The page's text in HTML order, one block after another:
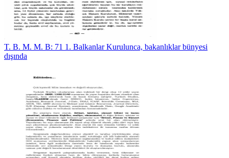
T. B. M. M. B: 71 1. Balkanlar Kurulunca, bakanlıklar bünyesi
dışında